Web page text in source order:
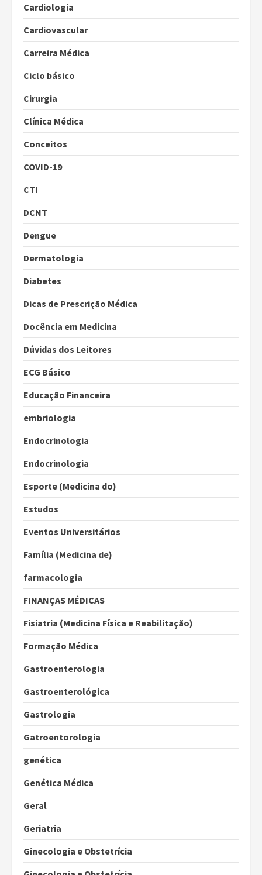
Cardiologia
Cardiovascular
Carreira Médica
Ciclo básico
Cirurgia
Clínica Médica
Conceitos
COVID-19
CTI
DCNT
Dengue
Dermatologia
Diabetes
Dicas de Prescrição Médica
Docência em Medicina
Dúvidas dos Leitores
ECG Básico
Educação Financeira
embriologia
Endocrinologia
Endocrinologia
Esporte (Medicina do)
Estudos
Eventos Universitários
Família (Medicina de)
farmacologia
FINANÇAS MÉDICAS
Fisiatria (Medicina Física e Reabilitação)
Formação Médica
Gastroenterologia
Gastroenterológica
Gastrologia
Gatroentorologia
genética
Genética Médica
Geral
Geriatria
Ginecologia e Obstetrícia